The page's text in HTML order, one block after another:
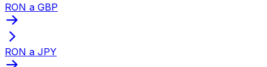
RON a GBP
RON a JPY